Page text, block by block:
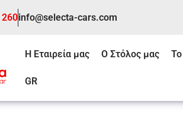
260info@selecta-cars.com
Η Εταιρεία μας Ο Στόλος μας
GR